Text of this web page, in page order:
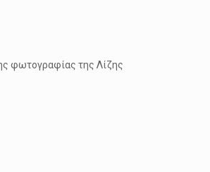
φωτογραφίας της Λίζης